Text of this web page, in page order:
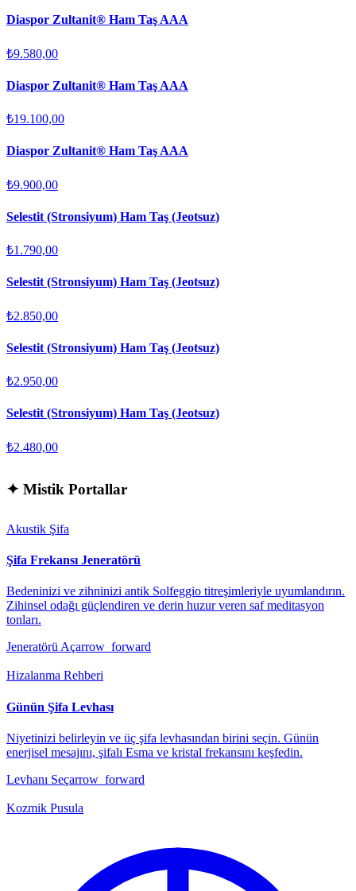
Diaspor Zultanit® Ham Taş AAA
₺9.580,00
Diaspor Zultanit® Ham Taş AAA
₺19.100,00
Diaspor Zultanit® Ham Taş AAA
₺9.900,00
Selestit (Stronsiyum) Ham Taş (Jeotsuz)
₺1.790,00
Selestit (Stronsiyum) Ham Taş (Jeotsuz)
₺2.850,00
Selestit (Stronsiyum) Ham Taş (Jeotsuz)
₺2.950,00
Selestit (Stronsiyum) Ham Taş (Jeotsuz)
₺2.480,00
✦ Mistik Portallar
Akustik Şifa
Şifa Frekansı Jeneratörü
Bedeninizi ve zihninizi antik Solfeggio titreşimleriyle uyumlandırın.
Zihinsel odağı güçlendiren ve derin huzur veren saf meditasyon
tonları.
Jeneratörü Açarrow_forward
Hizalanma Rehberi
Günün Şifa Levhası
Niyetinizi belirleyin ve üç şifa levhasından birini seçin. Günün
enerjisel mesajını, şifalı Esma ve kristal frekansını keşfedin.
Levhanı Seçarrow_forward
Kozmik Pusula